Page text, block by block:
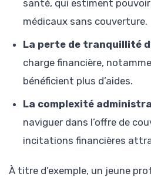
santé, qui estiment
médicaux sans couverture.
La perte de tranquillité
charge financière,
bénéficient plus d’aides.
La complexité
naviguer dans l’offre de
incitations financières
À titre d’exemple, un jeune